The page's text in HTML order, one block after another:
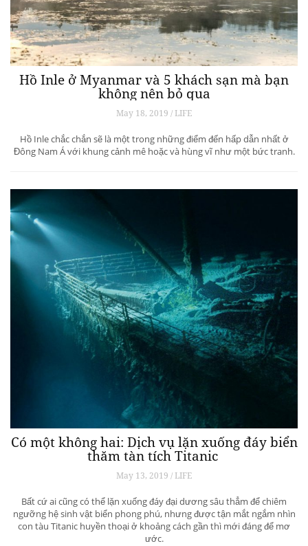
Hồ Inle ở Myanmar và 5 khách sạn mà bạn
không nên bỏ qua
May 18, 2019 / LIFE
Hồ Inle chắc chắn sẽ là một trong những điểm đến hấp dẫn nhất ở
Đông Nam Á với khung cảnh mê hoặc và hùng vĩ như một bức tranh.
Có một không hai: Dịch vụ lặn xuống đáy biển
thăm tàn tích Titanic
May 13, 2019 / LIFE
Bất cứ ai cũng có thể lặn xuống đáy đại dương sâu thẳm để chiêm
ngưỡng hệ sinh vật biển phong phú, nhưng được tận mắt ngắm nhìn
con tàu Titanic huyền thoại ở khoảng cách gần thì mới đáng để mơ
ước.